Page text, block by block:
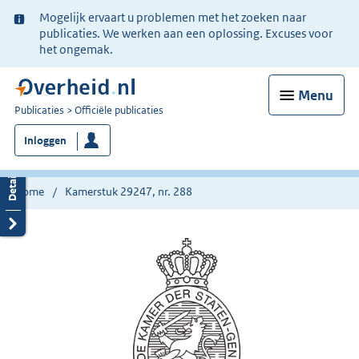
Ter
informatie:
Mogelijk ervaart u problemen met het zoeken naar
publicaties. We werken aan een oplossing. Excuses voor
het ongemak.
Menu
U
bent
nu
hier:
Publicaties Officiële publicaties
Inloggen
Home Kamerstuk 29247, nr. 288